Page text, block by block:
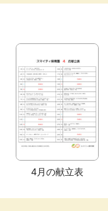
4月の献立表